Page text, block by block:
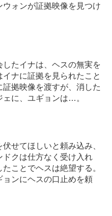
ォンが証拠映像を見つけ
たイナは、ヘスの無実を
ナに証拠を見られたこと
拠映像を渡すが、消した
に、ユギョンは…。
せてほしいと頼み込み、
クは仕方なく受け入れ
ことでヘスは絶望する。
ンにヘスの口止めを頼